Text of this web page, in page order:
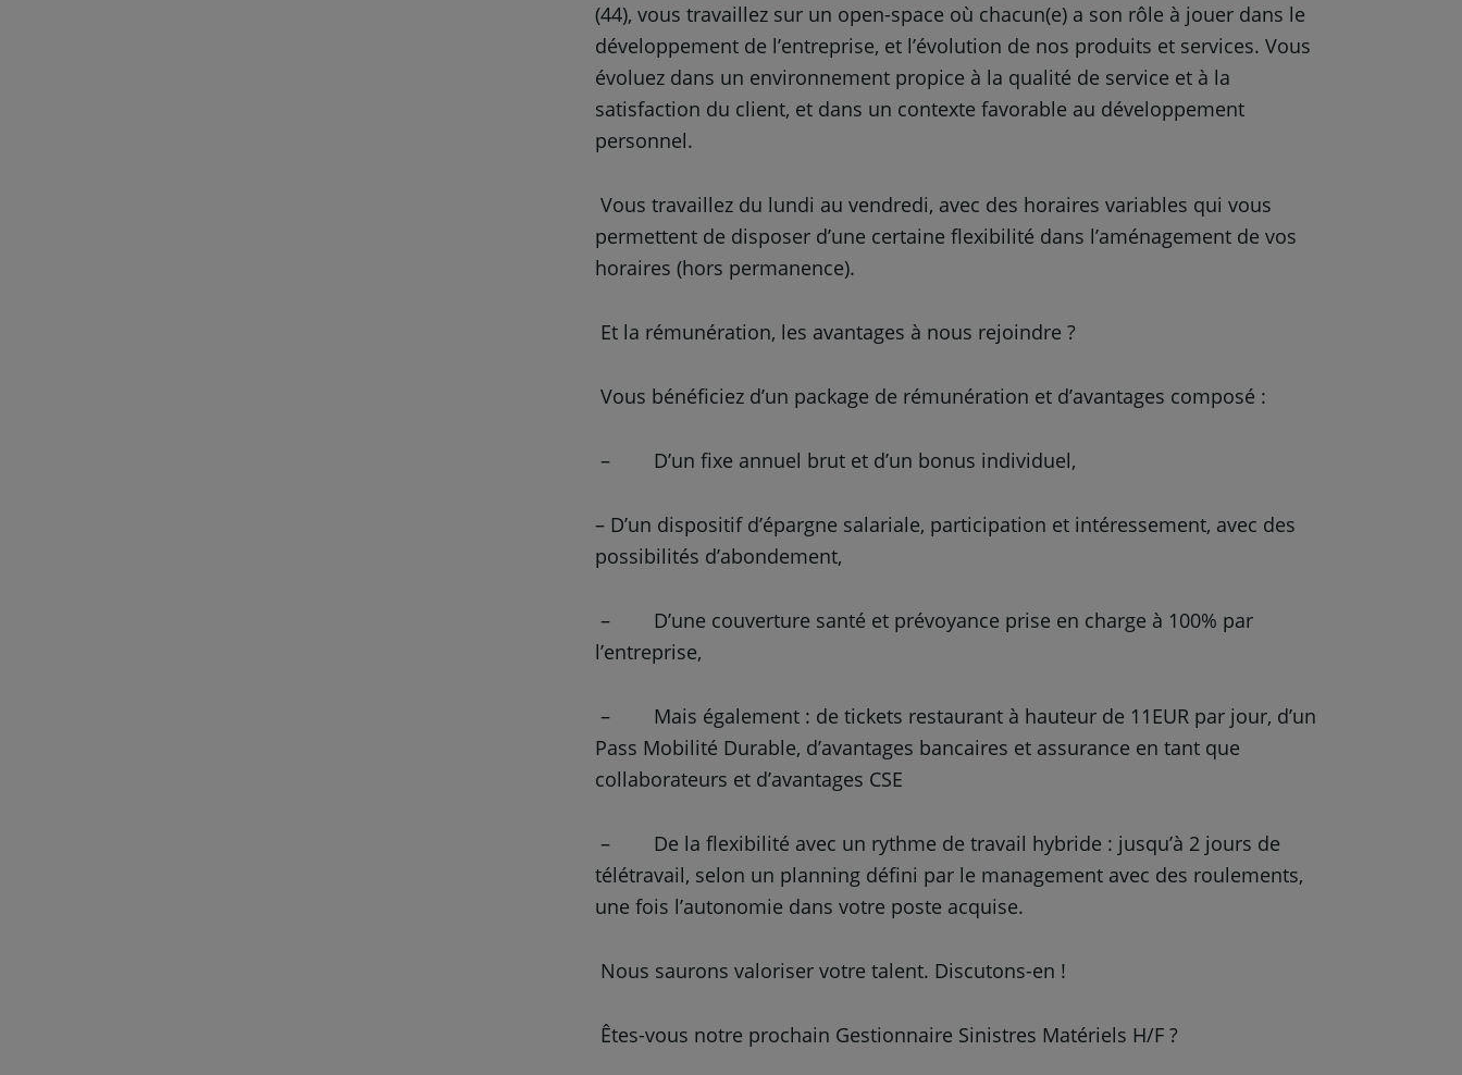
(44), vous travaillez sur un open-space où chacun(e) a son rôle à jouer dans le
développement de l’entreprise, et l’évolution de nos produits et services. Vous
évoluez dans un environnement propice à la qualité de service et à la
satisfaction du client, et dans un contexte favorable au développement
personnel.
Vous travaillez du lundi au vendredi, avec des horaires variables qui vous
permettent de disposer d’une certaine flexibilité dans l’aménagement de vos
horaires (hors permanence).
Et la rémunération, les avantages à nous rejoindre ?
Vous bénéficiez d’un package de rémunération et d’avantages composé :
– D’un fixe annuel brut et d’un bonus individuel,
– D’un dispositif d’épargne salariale, participation et intéressement, avec des
possibilités d’abondement,
– D’une couverture santé et prévoyance prise en charge à 100% par
l’entreprise,
– Mais également : de tickets restaurant à hauteur de 11EUR par jour, d’un
Pass Mobilité Durable, d’avantages bancaires et assurance en tant que
collaborateurs et d’avantages CSE
– De la flexibilité avec un rythme de travail hybride : jusqu’à 2 jours de
télétravail, selon un planning défini par le management avec des roulements,
une fois l’autonomie dans votre poste acquise.
Nous saurons valoriser votre talent. Discutons-en !
Êtes-vous notre prochain Gestionnaire Sinistres Matériels H/F ?